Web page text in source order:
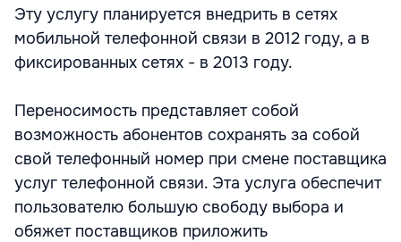
Эту услугу планируется внедрить в сетях
мобильной телефонной связи в 2012 году, а в
фиксированных сетях - в 2013 году.
Переносимость представляет собой
возможность абонентов сохранять за собой
свой телефонный номер при смене поставщика
услуг телефонной связи. Эта услуга обеспечит
пользователю большую свободу выбора и
обяжет поставщиков приложить